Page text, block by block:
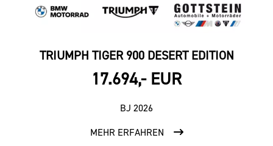
TRIUMPH TIGER 900 DESERT EDITION
17.694,- EUR
BJ 2026
MEHR ERFAHREN